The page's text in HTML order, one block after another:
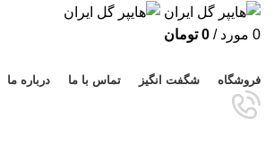
0 مورد /
0 تومان
فروشگاه شگفت انگیز تماس با ما درباره ما